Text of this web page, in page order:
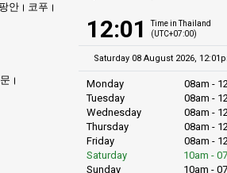
에 대한 헌신을 자랑스럽게 생각하며, 여러분이
연결하는 편리하고 효율적인 교통 서비스를 즐
러분의 안전을 최우선으로 보장하며, 안전한 항해
이까지, 다양한 매력적인 목적지를 탐험하세요.
안
코푸
12:01
Time in Thailand
(UTC+07:00)
Saturday 08 August 2026,
Monday
08am -
Tuesday
08am -
Wednesday
08am -
Thursday
08am -
Friday
08am -
Saturday
10am -
Sunday
10am -